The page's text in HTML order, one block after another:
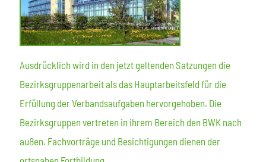
Ausdrücklich wird in den jetzt geltenden Satzungen die
Bezirksgruppenarbeit als das Hauptarbeitsfeld für die
Erfüllung der Verbandsaufgaben hervorgehoben. Die
Bezirksgruppen vertreten in ihrem Bereich den BWK nach
außen. Fachvorträge und Besichtigungen dienen der